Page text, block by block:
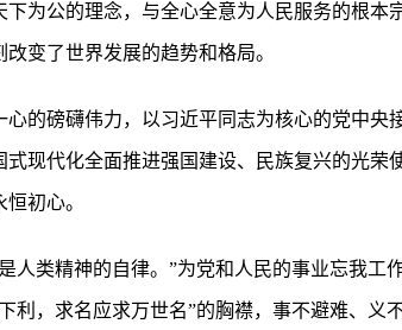
下为公的理念，与全心全意为人民服务的根
变了世界发展的趋势和格局。
的磅礴伟力，以习近平同志为核心的党中
现代化全面推进强国建设、民族复兴的光
初心。
人类精神的自律。”为党和人民的事业忘我
利，求名应求万世名”的胸襟，事不避难、